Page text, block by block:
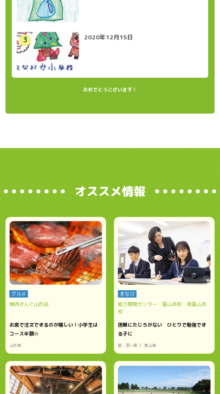
2020年12月15日
おめでとうございます！
オススメ情報
グルメ
焼肉きんぐ山形店
お席で注文できるのが嬉しい！小学生は
コース半額☆
山形県
まなび
能力開発センター 富山本校・南富山本
校
困難にたじろがない ひとりで勉強でき
る子に
塾・習い事 富山県